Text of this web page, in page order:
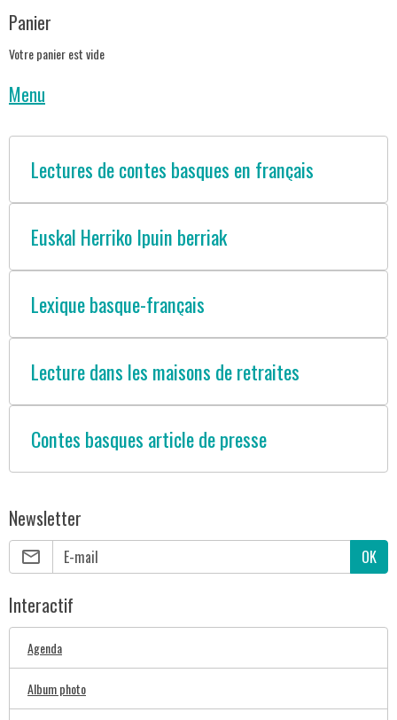
Panier
Votre panier est vide
Menu
Lectures de contes basques en français
Euskal Herriko Ipuin berriak
Lexique basque-français
Lecture dans les maisons de retraites
Contes basques article de presse
Newsletter
OK
Interactif
Agenda
Album photo